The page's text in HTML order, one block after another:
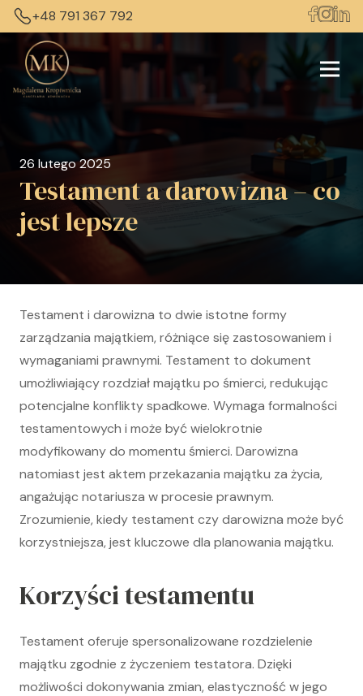
+48 791 367 792
26 lutego 2025
Testament a darowizna – co
jest lepsze
Testament i darowizna to dwie istotne formy
zarządzania majątkiem, różniące się zastosowaniem i
wymaganiami prawnymi. Testament to dokument
umożliwiający rozdział majątku po śmierci, redukując
potencjalne konflikty spadkowe. Wymaga formalności
testamentowych i może być wielokrotnie
modyfikowany do momentu śmierci. Darowizna
natomiast jest aktem przekazania majątku za życia,
angażując notariusza w procesie prawnym.
Zrozumienie, kiedy testament czy darowizna może być
korzystniejsza, jest kluczowe dla planowania majątku.
Korzyści testamentu
Testament oferuje spersonalizowane rozdzielenie
majątku zgodnie z życzeniem testatora. Dzięki
możliwości dokonywania zmian, elastyczność w jego